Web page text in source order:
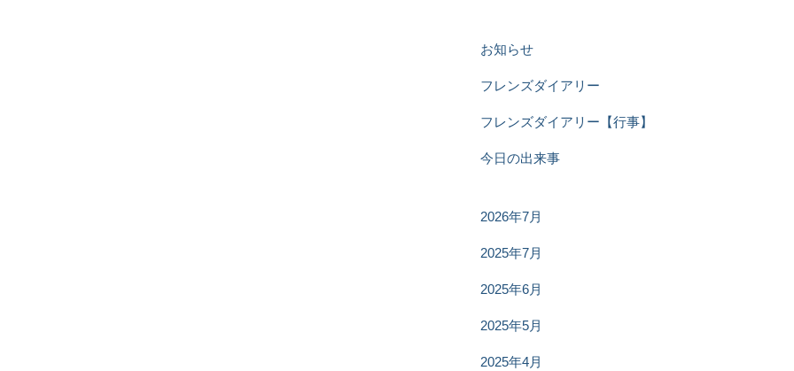
お知らせ
フレンズダイアリー
フレンズダイアリー【行事】
今日の出来事
2026年7月
2025年7月
2025年6月
2025年5月
2025年4月